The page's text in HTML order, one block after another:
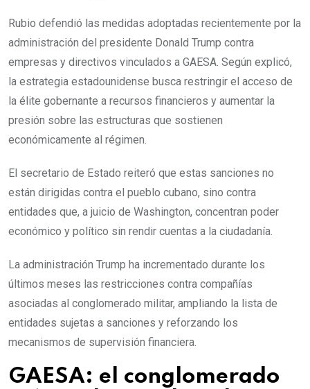
Rubio defendió las medidas adoptadas recientemente por la
administración del presidente Donald Trump contra
empresas y directivos vinculados a GAESA. Según explicó,
la estrategia estadounidense busca restringir el acceso de
la élite gobernante a recursos financieros y aumentar la
presión sobre las estructuras que sostienen
económicamente al régimen.
El secretario de Estado reiteró que estas sanciones no
están dirigidas contra el pueblo cubano, sino contra
entidades que, a juicio de Washington, concentran poder
económico y político sin rendir cuentas a la ciudadanía.
La administración Trump ha incrementado durante los
últimos meses las restricciones contra compañías
asociadas al conglomerado militar, ampliando la lista de
entidades sujetas a sanciones y reforzando los
mecanismos de supervisión financiera.
GAESA: el conglomerado